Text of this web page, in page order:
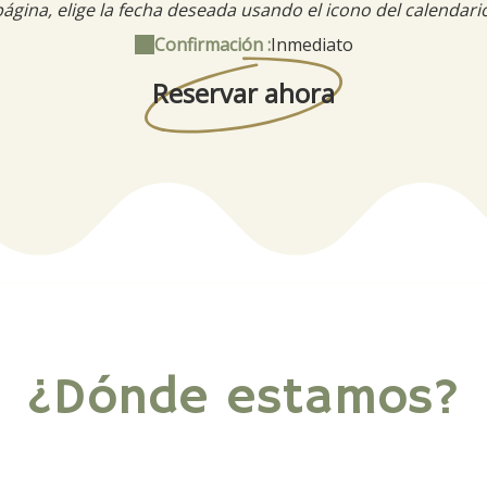
elige la fecha deseada usando el icono del
Confirmación :Inmediato
Reservar ahora
¿Dónde estamos?